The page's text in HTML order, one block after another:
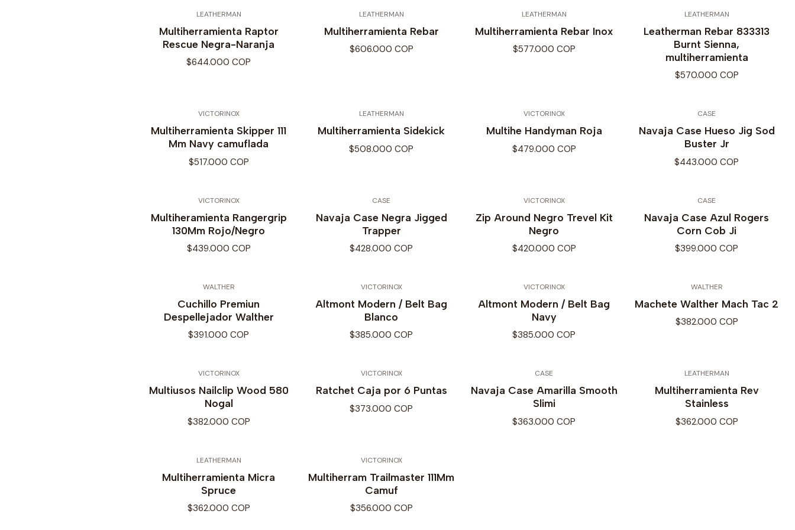
LEATHERMAN
Multiherramienta Raptor
Rescue Negra-Naranja
$644.000 COP
LEATHERMAN
Multiherramienta Rebar
$606.000 COP
LEATHERMAN
Multiherramienta Rebar Inox
$577.000 COP
LEATHERMAN
Leatherman Rebar 833313
Burnt Sienna,
multiherramienta
$570.000 COP
VICTORINOX
Multiherramienta Skipper 111
Mm Navy camuflada
$517.000 COP
LEATHERMAN
Multiherramienta Sidekick
$508.000 COP
VICTORINOX
Multihe Handyman Roja
$479.000 COP
CASE
Navaja Case Hueso Jig Sod
Buster Jr
$443.000 COP
VICTORINOX
Multiheramienta Rangergrip
130Mm Rojo/Negro
$439.000 COP
CASE
Navaja Case Negra Jigged
Trapper
$428.000 COP
VICTORINOX
Zip Around Negro Trevel Kit
Negro
$420.000 COP
CASE
Navaja Case Azul Rogers
Corn Cob Ji
$399.000 COP
WALTHER
Cuchillo Premiun
Despellejador Walther
$391.000 COP
VICTORINOX
Altmont Modern / Belt Bag
Blanco
$385.000 COP
VICTORINOX
Altmont Modern / Belt Bag
Navy
$385.000 COP
WALTHER
Machete Walther Mach Tac 2
$382.000 COP
VICTORINOX
Multiusos Nailclip Wood 580
Nogal
$382.000 COP
VICTORINOX
Ratchet Caja por 6 Puntas
$373.000 COP
CASE
Navaja Case Amarilla Smooth
Slimi
$363.000 COP
LEATHERMAN
Multiherramienta Rev
Stainless
$362.000 COP
LEATHERMAN
Multiherramienta Micra
Spruce
$362.000 COP
VICTORINOX
Multiherram Trailmaster 111Mm
Camuf
$356.000 COP